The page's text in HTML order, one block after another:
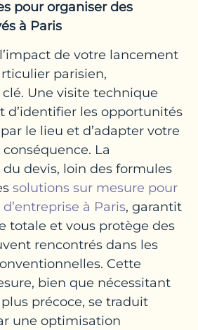
pour organiser des
à Paris
de votre lancement
parisien,
Une visite technique
d’identifier les opportunités
le lieu et d’adapter votre
La
devis, loin des formules
solutions sur mesure pour
à Paris, garantit
totale et vous protège des
rencontrés dans les
Cette
bien que nécessitant
précoce, se traduit
une optimisation